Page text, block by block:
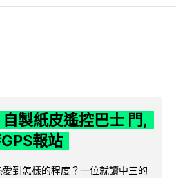
製紙皮遙控巴士 門,
報站
到怎樣的程度？一位就讀中三的